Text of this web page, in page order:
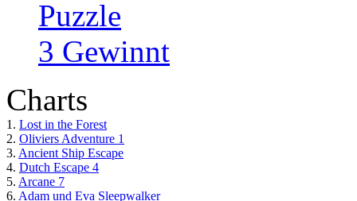
Puzzle
3 Gewinnt
Charts
1. Lost in the Forest
2. Oliviers Adventure 1
3. Ancient Ship Escape
4. Dutch Escape 4
5. Arcane 7
6. Adam und Eva Sleepwalker